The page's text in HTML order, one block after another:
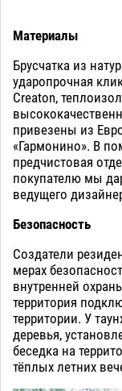
Материалы
Брусчатка из
ударопрочная
Creaton,
привезены из
«Гармонино». В
предчистовая
покупателю мы
ведущего
Безопасность
Создатели
мерах
внутренней
территория
территории. У
деревья,
беседка на
тёплых летних